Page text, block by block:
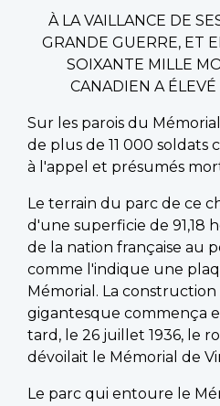
À LA VAILLANCE DE
GRANDE GUERRE, ET
SOIXANTE MILLE
CANADIEN A
Sur les parois du
de plus de 11 000 soldats
à l'appel et présumés
Le terrain du parc de ce
d'une superficie de 91,18
de la nation française au
comme l'indique une
Mémorial. La
gigantesque commença
tard, le 26 juillet 1936, le
dévoilait le Mémorial de
Le parc qui entoure le